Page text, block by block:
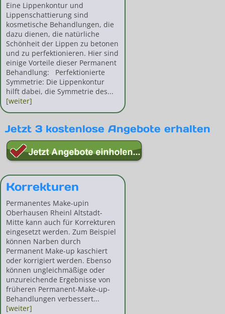
Eine Lippenkontur und
Lippenschattierung sind
kosmetische Behandlungen, die
dazu dienen, die natürliche
Schönheit der Lippen zu betonen
und zu perfektionieren. Hier sind
einige Vorteile dieser Permanent
Behandlung: Perfektionierte
Symmetrie: Die Lippenkontur
hilft dabei, die Symmetrie des...
[weiter]
Jetzt 3 kostenlose Angebote erhalten
Korrekturen
Permanentes Make-upin
Oberhausen Rheinl Altstadt-
Mitte kann auch für Korrekturen
eingesetzt werden. Zum Beispiel
können Narben durch
Permanent Make-up kaschiert
oder korrigiert werden. Ebenso
können ungleichmäßige oder
unzureichende Ergebnisse von
früheren Permanent-Make-up-
Behandlungen verbessert...
[weiter]